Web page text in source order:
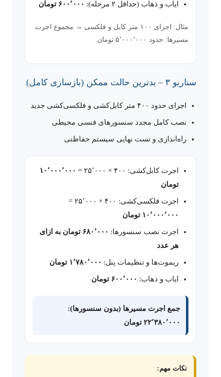
ایاب و ذهاب (حداقل ۲ مرحله): ۶۰۰٬۰۰۰ تومان
مثال: اجرای ۱۰۰ متر کابل و فلکسی → مجموع اجرت
مسیرها: حدود ۵٬۰۰۰٬۰۰۰ تومان
سناریو ۳ – بدترین حالت ممکن (بازسازی کامل)
اجرای حدود ۴۰۰ متر کابل‌کشی و فلکسی‌کشی جدید
نصب کامل مجدد سنسورهای فنسی محیطی
راه‌اندازی و تست نهایی سیستم حفاظتی
اجرت کابل‌کشی: ۴۰۰ × ۲۵٬۰۰۰ =
۱۰٬۰۰۰٬۰۰۰
تومان
اجرت فلکسی‌کشی: ۴۰۰ × ۲۵٬۰۰۰ =
۱۰٬۰۰۰٬۰۰۰ تومان
اجرت نصب سنسورها:
۶۸۰٬۰۰۰ تومان به ازای
هر عدد
ریموت‌ها و تنظیمات پنل: ۱٬۷۸۰٬۰۰۰ تومان
ایاب و ذهاب: ۶۰۰٬۰۰۰ تومان
جمع اجرت مسیرها (بدون سنسورها):
۲۲٬۳۸۰٬۰۰۰ تومان
نکات مهم: